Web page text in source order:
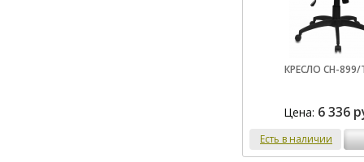
КРЕСЛО CH-899/
Цена: 6 336
Есть в наличии